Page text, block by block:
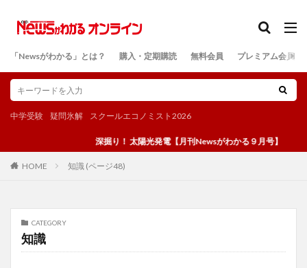
「Newsがわかる」とは？ 購入・定期購読 無料会員 プレミアム会員
中学受験 疑問氷解 スクールエコノミスト2026
深掘り！ 太陽光発電【月刊Newsがわかる９月号】
HOME 知識 (ページ48)
CATEGORY
知識
検索